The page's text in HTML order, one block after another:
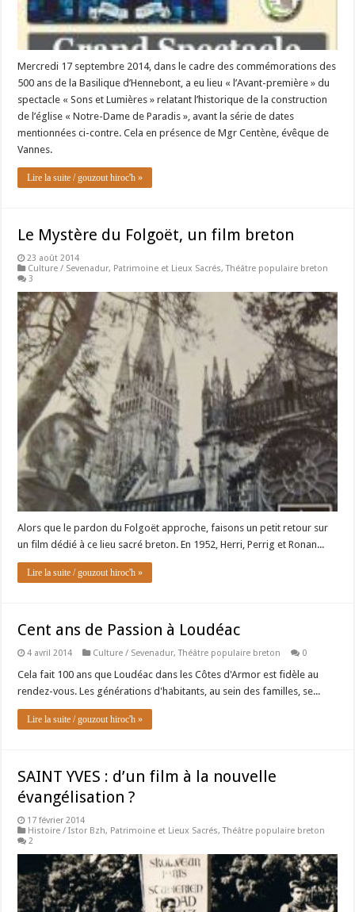
Mercredi 17 septembre 2014, dans le cadre des commémorations des
500 ans de la Basilique d’Hennebont, a eu lieu « l’Avant-première » du
spectacle « Sons et Lumières » relatant l’historique de la construction
de l’église « Notre-Dame de Paradis », avant la série de dates
mentionnées ci-contre. Cela en présence de Mgr Centène, évêque de
Vannes.
Lire la suite / gouzout hiroc'h »
Le Mystère du Folgoët, un film breton
23 août 2014
Culture / Sevenadur, Patrimoine et Lieux Sacrés,Théâtre populaire breton
3
Alors que le pardon du Folgoët approche, faisons un petit retour sur
un film dédié à ce lieu sacré breton. En 1952, Herri, Perrig et Ronan...
Lire la suite / gouzout hiroc'h »
Cent ans de Passion à Loudéac
4 avril 2014 Culture / Sevenadur,Théâtre populaire breton 0
Cela fait 100 ans que Loudéac dans les Côtes d'Armor est fidèle au
rendez-vous. Les générations d'habitants, au sein des familles, se...
Lire la suite / gouzout hiroc'h »
SAINT YVES : d’un film à la nouvelle
évangélisation ?
17 février 2014
Histoire / Istor Bzh, Patrimoine et Lieux Sacrés,Théâtre populaire breton
2